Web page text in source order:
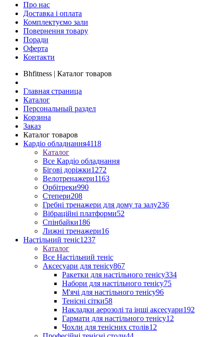
Про нас
Доставка і оплата
Комплектуємо зали
Повернення товару
Поради
Оферта
Контакти
Bhfitness | Каталог товаров
Главная страница
Каталог
Персональный раздел
Корзина
Заказ
Каталог товаров
Кардіо обладнання4118
Каталог
Все Кардіо обладнання
Бігові доріжки1272
Велотренажери1163
Орбітреки990
Степери208
Гребні тренажери для дому та залу236
Вібраційні платформи52
Спінбайки186
Лижні тренажери16
Настільний теніс1237
Каталог
Все Настільний теніс
Аксесуари для тенісу867
Ракетки для настільного тенісу334
Набори для настільного тенісу75
М'ячі для настільного тенісу96
Тенісні сітки58
Накладки аерозолі та інші аксесуари192
Гармати для настільного тенісу12
Чохли для тенісних столів12